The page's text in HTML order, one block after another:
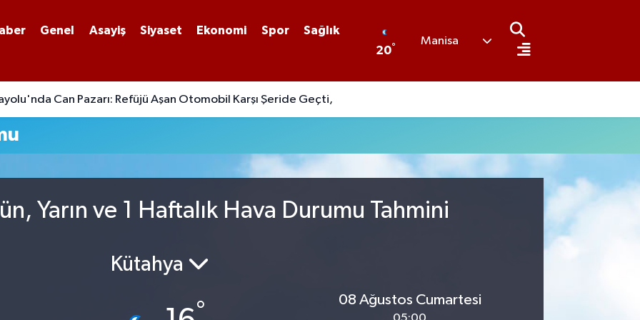
Genel Asayiş Siyaset Ekonomi Spor
Sağlık
20°
Manisa
Can Pazarı: Refüjü Aşan Otomobil Karşı Şeride Geçti,
Yarın ve 1 Haftalık Hava Durumu Tahmini
Kütahya
°
08 Ağustos Cumartesi